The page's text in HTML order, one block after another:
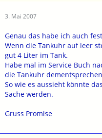
3. Mai 2007
Genau das habe ich auch
Wenn die Tankuhr auf leer
gut 4 Liter im Tank.
Habe mal im Service Buch
die Tankuhr
So wie es aussieht könnte
Sache werden.
Gruss Promise